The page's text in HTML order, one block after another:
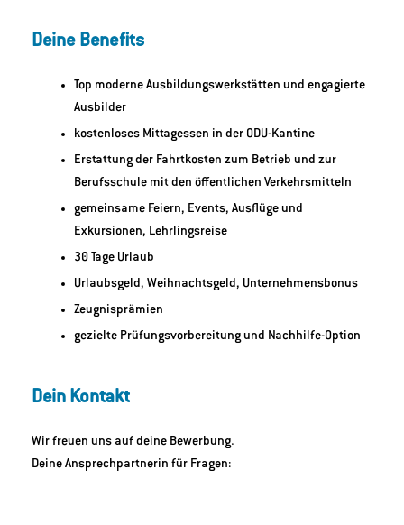
Deine Benefits
Top moderne Ausbildungswerkstätten und engagierte
Ausbilder
kostenloses Mittagessen in der ODU-Kantine
Erstattung der Fahrtkosten zum Betrieb und zur
Berufsschule mit den öffentlichen Verkehrsmitteln
gemeinsame Feiern, Events, Ausflüge und
Exkursionen, Lehrlingsreise
30 Tage Urlaub
Urlaubsgeld, Weihnachtsgeld, Unternehmensbonus
Zeugnisprämien
gezielte Prüfungsvorbereitung und Nachhilfe-Option
Dein Kontakt
Wir freuen uns auf deine Bewerbung.
Deine Ansprechpartnerin für Fragen: